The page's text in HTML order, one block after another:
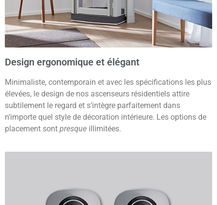
Design ergonomique et élégant
Minimaliste, contemporain et avec les spécifications les plus
élevées, le design de nos ascenseurs résidentiels attire
subtilement le regard et s’intègre parfaitement dans
n’importe quel style de décoration intérieure. Les options de
placement sont presque illimitées.